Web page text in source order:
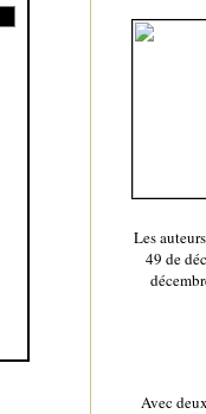
Les
49 de
Avec